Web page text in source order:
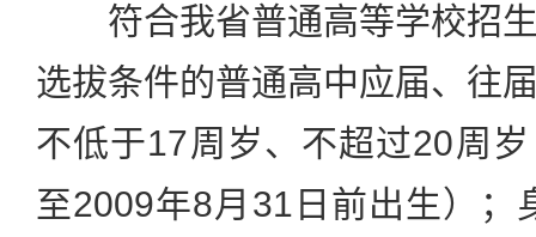
符合我省普通高等学校招生
选拔条件的普通高中应届、往
不低于17周岁、不超过20周
至2009年8月31日前出生）